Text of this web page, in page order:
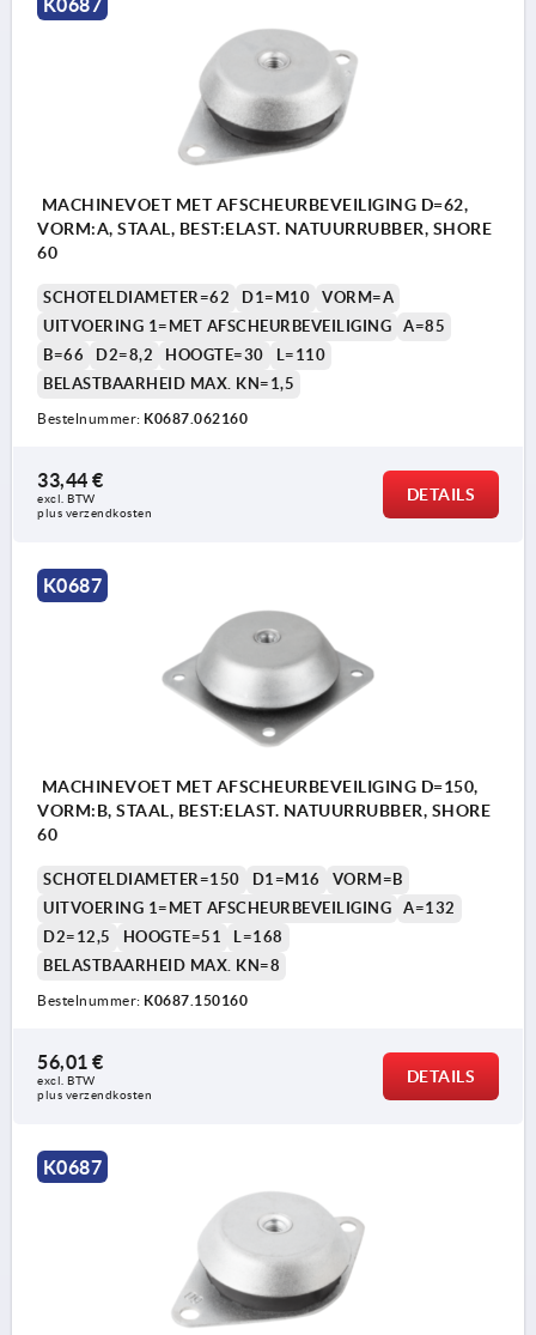
K0687
MACHINEVOET MET AFSCHEURBEVEILIGING D=62,
VORM:A, STAAL, BEST:ELAST. NATUURRUBBER, SHORE
60
SCHOTELDIAMETER=62 D1=M10
VORM=A
UITVOERING 1=MET AFSCHEURBEVEILIGING
A=85
B=66
D2=8,2 HOOGTE=30
L=110
BELASTBAARHEID MAX. KN=1,5
Bestelnummer: K0687.062160
33,44 €
excl. BTW
plus verzendkosten
DETAILS
K0687
MACHINEVOET MET AFSCHEURBEVEILIGING D=150,
VORM:B, STAAL, BEST:ELAST. NATUURRUBBER, SHORE
60
SCHOTELDIAMETER=150 D1=M16
VORM=B
UITVOERING 1=MET AFSCHEURBEVEILIGING
A=132
D2=12,5
HOOGTE=51
L=168
BELASTBAARHEID MAX. KN=8
Bestelnummer: K0687.150160
56,01 €
excl. BTW
plus verzendkosten
DETAILS
K0687